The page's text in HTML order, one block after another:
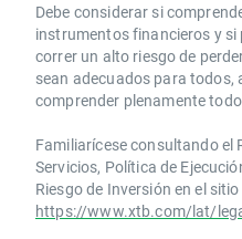
Debe considerar si
instrumentos financieros y si
correr un alto riesgo de
sean adecuados para todos,
comprender plenamente
Familiarícese consultando el
Servicios, Política de
Riesgo de Inversión en el
https://www.xtb.com/lat/